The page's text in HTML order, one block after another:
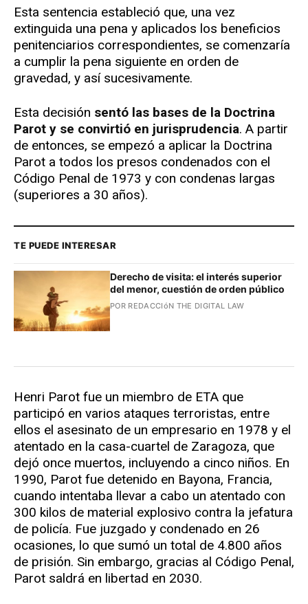
Esta sentencia estableció que, una vez
extinguida una pena y aplicados los beneficios
penitenciarios correspondientes, se comenzaría
a cumplir la pena siguiente en orden de
gravedad, y así sucesivamente.
Esta decisión sentó las bases de la Doctrina
Parot y se convirtió en jurisprudencia. A partir
de entonces, se empezó a aplicar la Doctrina
Parot a todos los presos condenados con el
Código Penal de 1973 y con condenas largas
(superiores a 30 años).
TE PUEDE INTERESAR
Derecho de visita: el interés superior
del menor, cuestión de orden público
POR REDACCIóN THE DIGITAL LAW
Henri Parot fue un miembro de ETA que
participó en varios ataques terroristas, entre
ellos el asesinato de un empresario en 1978 y el
atentado en la casa-cuartel de Zaragoza, que
dejó once muertos, incluyendo a cinco niños. En
1990, Parot fue detenido en Bayona, Francia,
cuando intentaba llevar a cabo un atentado con
300 kilos de material explosivo contra la jefatura
de policía. Fue juzgado y condenado en 26
ocasiones, lo que sumó un total de 4.800 años
de prisión. Sin embargo, gracias al Código Penal,
Parot saldrá en libertad en 2030.